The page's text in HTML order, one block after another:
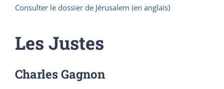
Consulter le dossier de Jérusalem (en anglais)
Les Justes
Charles Gagnon